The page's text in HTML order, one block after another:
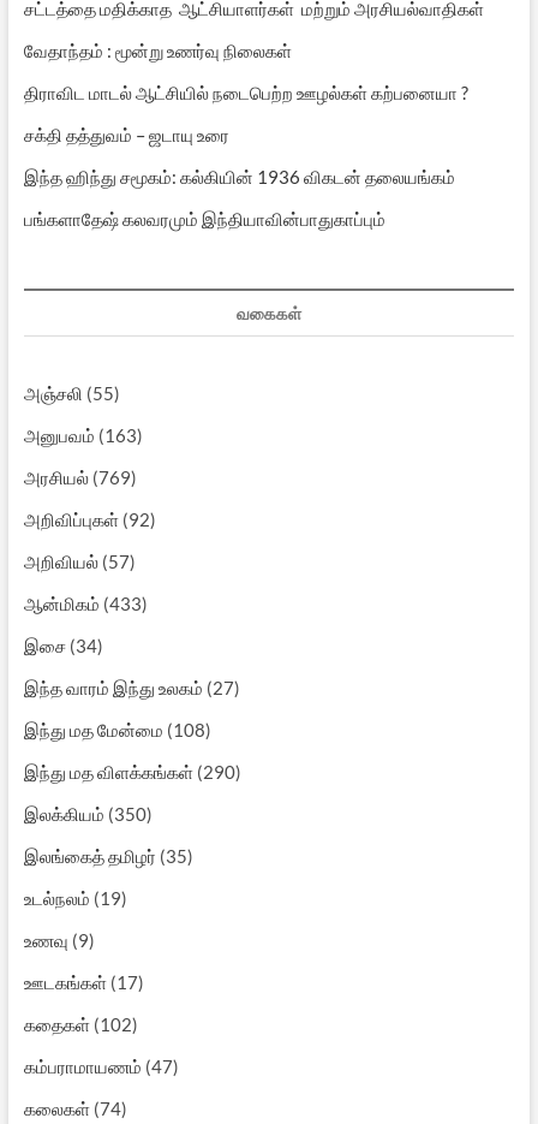
சட்டத்தை மதிக்காத ஆட்சியாளர்கள் மற்றும் அரசியல்வாதிகள்
வேதாந்தம் : மூன்று உணர்வு நிலைகள்
திராவிட மாடல் ஆட்சியில் நடைபெற்ற ஊழல்கள் கற்பனையா ?
சக்தி தத்துவம் – ஜடாயு உரை
இந்த ஹிந்து சமூகம்: கல்கியின் 1936 விகடன் தலையங்கம்
பங்களாதேஷ் கலவரமும் இந்தியாவின்பாதுகாப்பும்
வகைகள்
அஞ்சலி (55)
அனுபவம் (163)
அரசியல்(769)
அறிவிப்புகள்(92)
அறிவியல்(57)
ஆன்மிகம் (433)
இசை(34)
இந்த வாரம் இந்து உலகம் (27)
இந்து மத மேன்மை (108)
இந்து மத விளக்கங்கள்(290)
இலக்கியம் (350)
இலங்கைத் தமிழர் (35)
உடல்நலம் (19)
உணவு (9)
ஊடகங்கள்(17)
கதைகள்(102)
கம்பராமாயணம் (47)
கலைகள்(74)